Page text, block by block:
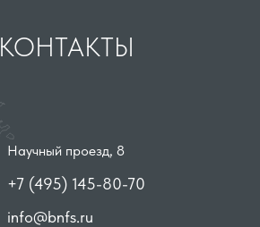
КОНТАКТЫ
Научный проезд, 8
+7 (495) 145-80-70
info@bnfs.ru